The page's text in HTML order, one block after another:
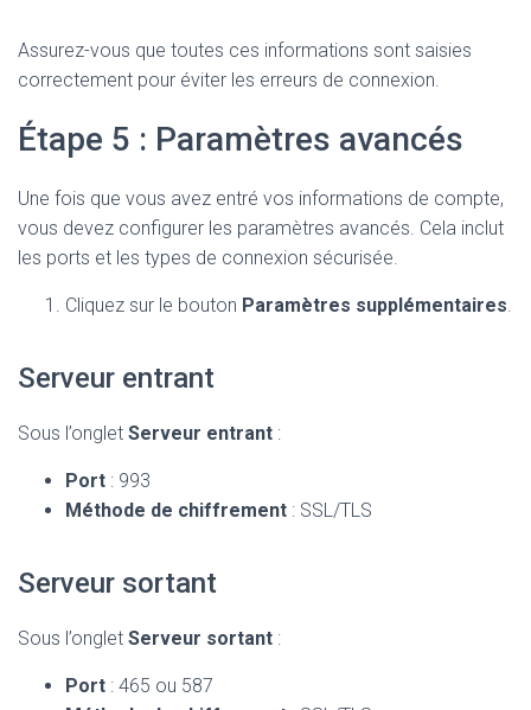
Assurez-vous que toutes ces informations sont saisies
correctement pour éviter les erreurs de connexion.
Étape 5 : Paramètres avancés
Une fois que vous avez entré vos informations de compte,
vous devez configurer les paramètres avancés. Cela inclut
les ports et les types de connexion sécurisée.
Cliquez sur le bouton Paramètres supplémentaires.
Serveur entrant
Sous l’onglet Serveur entrant :
Port : 993
Méthode de chiffrement : SSL/TLS
Serveur sortant
Sous l’onglet Serveur sortant :
Port : 465 ou 587